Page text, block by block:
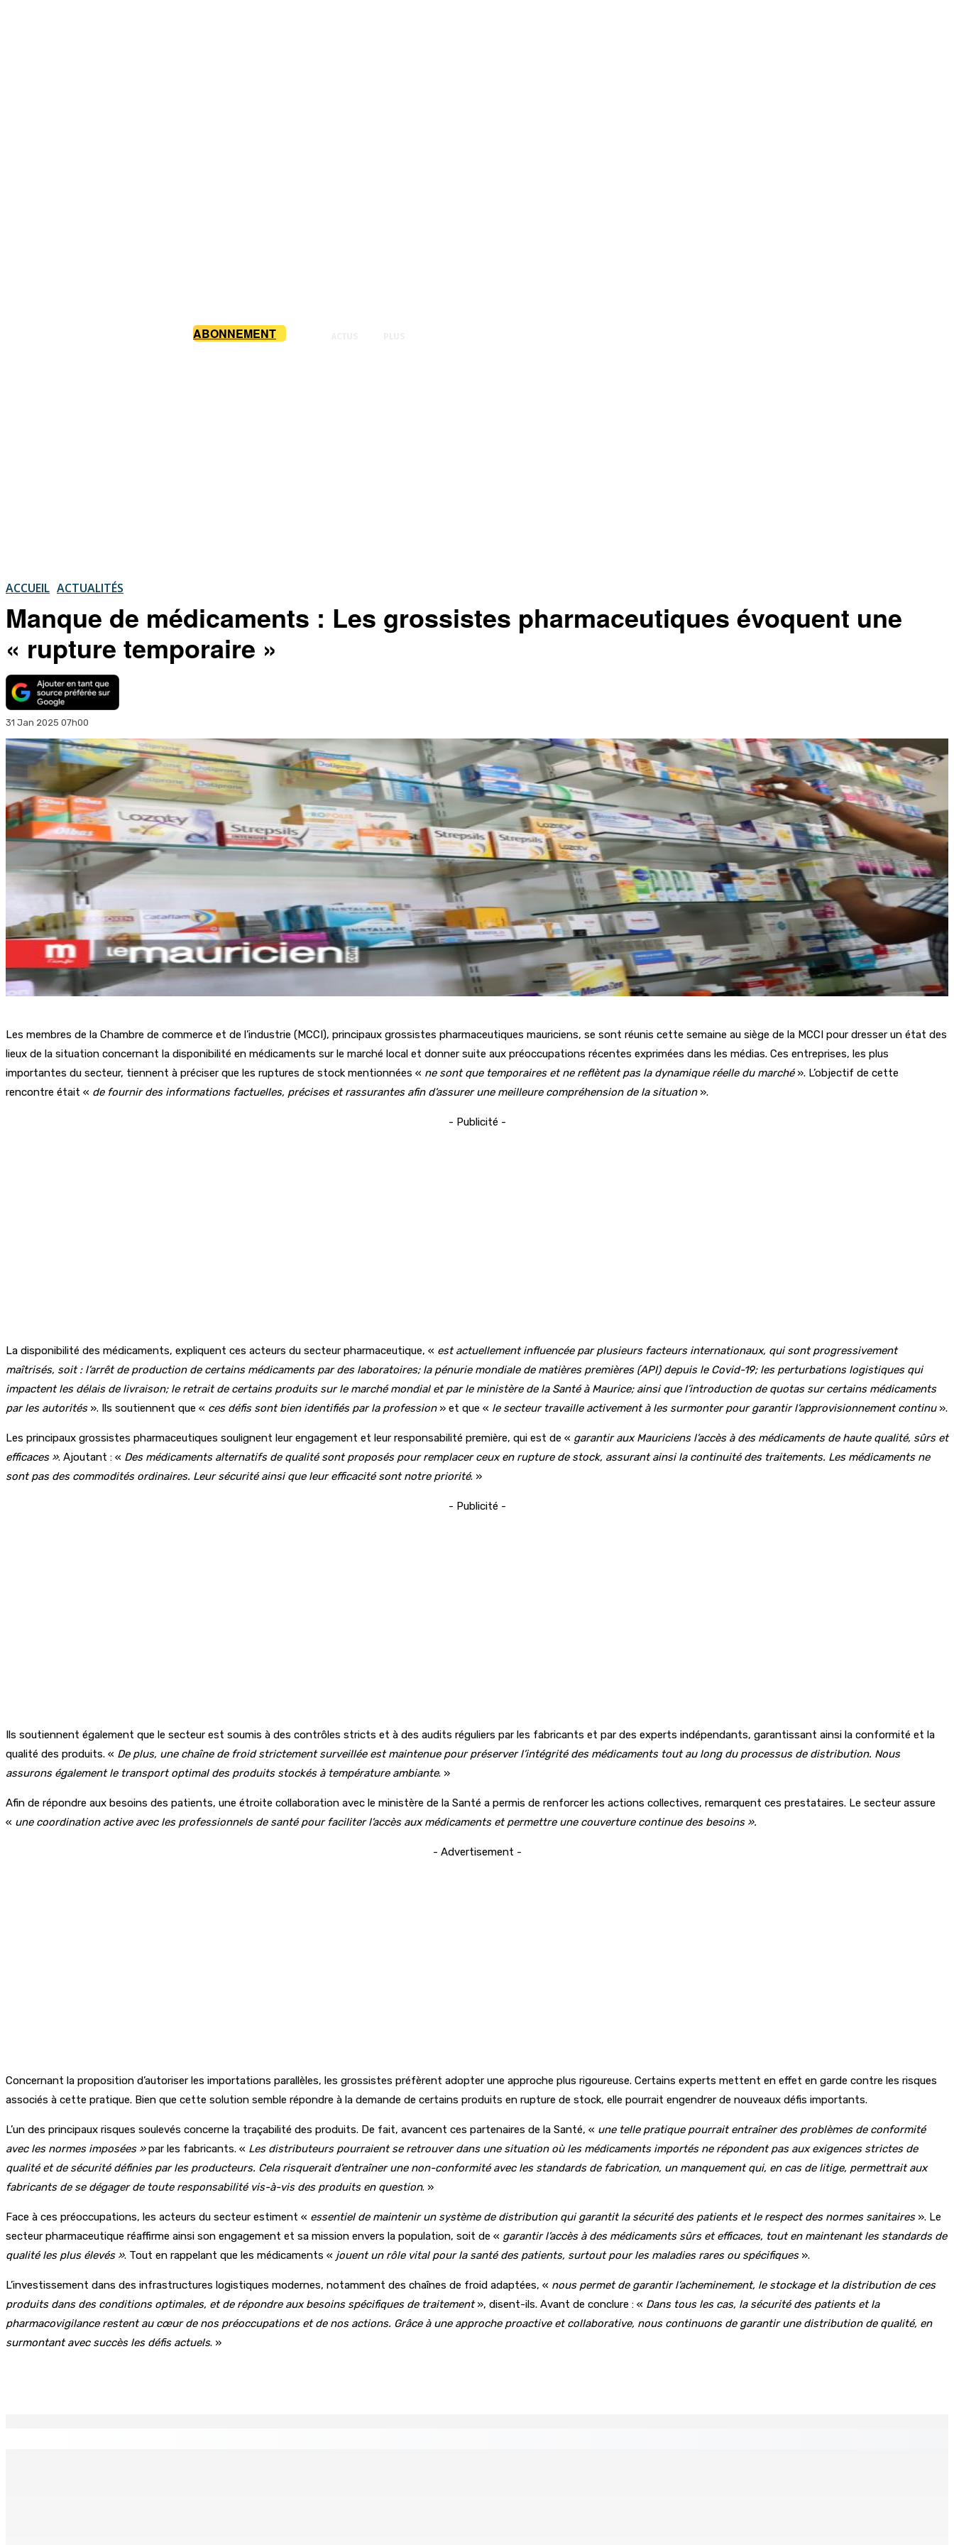
ABONNEMENT
ACCUEIL ACTUALITÉS
Manque de médicaments : Les grossistes pharmaceutiques évoquent une
« rupture temporaire »
31 Jan 2025 07h00
Les membres de la Chambre de commerce et de l’industrie (MCCI), principaux grossistes pharmaceutiques mauriciens, se sont réunis cette semaine au siège de la MCCI pour dresser un état des
lieux de la situation concernant la disponibilité en médicaments sur le marché local et donner suite aux préoccupations récentes exprimées dans les médias. Ces entreprises, les plus
importantes du secteur, tiennent à préciser que les ruptures de stock mentionnées « ne sont que temporaires et ne reflètent pas la dynamique réelle du marché». L’objectif de cette
rencontre était « de fournir des informations factuelles, précises et rassurantes afin d’assurer une meilleure compréhension de la situation».
- Publicité -
La disponibilité des médicaments, expliquent ces acteurs du secteur pharmaceutique, « est actuellement influencée par plusieurs facteurs internationaux, qui sont progressivement
maîtrisés, soit : l’arrêt de production de certains médicaments par des laboratoires; la pénurie mondiale de matières premières (API) depuis le Covid-19; les perturbations logistiques qui
impactent les délais de livraison; le retrait de certains produits sur le marché mondial et par le ministère de la Santé à Maurice; ainsi que l’introduction de quotas sur certains médicaments
par les autorités». Ils soutiennent que « ces défis sont bien identifiés par la profession» et que « le secteur travaille activement à les surmonter pour garantir l’approvisionnement continu».
Les principaux grossistes pharmaceutiques soulignent leur engagement et leur responsabilité première, qui est de « garantir aux Mauriciens l’accès à des médicaments de haute qualité, sûrs et
efficaces ». Ajoutant : « Des médicaments alternatifs de qualité sont proposés pour remplacer ceux en rupture de stock, assurant ainsi la continuité des traitements. Les médicaments ne
sont pas des commodités ordinaires. Leur sécurité ainsi que leur efficacité sont notre priorité. »
- Publicité -
Ils soutiennent également que le secteur est soumis à des contrôles stricts et à des audits réguliers par les fabricants et par des experts indépendants, garantissant ainsi la conformité et la
qualité des produits. « De plus, une chaîne de froid strictement surveillée est maintenue pour préserver l’intégrité des médicaments tout au long du processus de distribution. Nous
assurons également le transport optimal des produits stockés à température ambiante. »
Afin de répondre aux besoins des patients, une étroite collaboration avec le ministère de la Santé a permis de renforcer les actions collectives, remarquent ces prestataires. Le secteur assure
« une coordination active avec les professionnels de santé pour faciliter l’accès aux médicaments et permettre une couverture continue des besoins ».
- Advertisement -
Concernant la proposition d’autoriser les importations parallèles, les grossistes préfèrent adopter une approche plus rigoureuse. Certains experts mettent en effet en garde contre les risques
associés à cette pratique. Bien que cette solution semble répondre à la demande de certains produits en rupture de stock, elle pourrait engendrer de nouveaux défis importants.
L’un des principaux risques soulevés concerne la traçabilité des produits. De fait, avancent ces partenaires de la Santé, « une telle pratique pourrait entraîner des problèmes de conformité
avec les normes imposées »par les fabricants. « Les distributeurs pourraient se retrouver dans une situation où les médicaments importés ne répondent pas aux exigences strictes de
qualité et de sécurité définies par les producteurs. Cela risquerait d’entraîner une non-conformité avec les standards de fabrication, un manquement qui, en cas de litige, permettrait aux
fabricants de se dégager de toute responsabilité vis-à-vis des produits en question. »
Face à ces préoccupations, les acteurs du secteur estiment « essentiel de maintenir un système de distribution qui garantit la sécurité des patients et le respect des normes sanitaires». Le
secteur pharmaceutique réaffirme ainsi son engagement et sa mission envers la population, soit de « garantir l’accès à des médicaments sûrs et efficaces, tout en maintenant les standards de
qualité les plus élevés ». Tout en rappelant que les médicaments « jouent un rôle vital pour la santé des patients, surtout pour les maladies rares ou spécifiques ».
L’investissement dans des infrastructures logistiques modernes, notamment des chaînes de froid adaptées, « nous permet de garantir l’acheminement, le stockage et la distribution de ces
produits dans des conditions optimales, et de répondre aux besoins spécifiques de traitement», disent-ils. Avant de conclure : « Dans tous les cas, la sécurité des patients et la
pharmacovigilance restent au cœur de nos préoccupations et de nos actions. Grâce à une approche proactive et collaborative, nous continuons de garantir une distribution de qualité, en
surmontant avec succès les défis actuels. »